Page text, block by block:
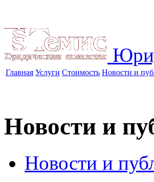
Главная Услуги Стоимость Новости и
Новости и
Новости и